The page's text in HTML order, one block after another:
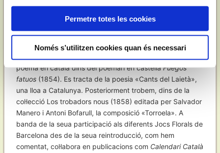
Permetre totes les cookies
Només s’utilitzen cookies quan és necessari
òrgan d’expressió:Revista del Fomento de la Producción
. Esta entitat es va integrar finalment en la gran
poema en català dins del poemari en castellàFuegos
fatuos (1854). Es tracta de la poesia «Cants del Laietà»,
una lloa a Catalunya. Posteriorment trobem, dins de la
col·lecció Los trobadors nous (1858) editada per Salvador
Manero i Antoni Bofarull, la composició «Torroela». A
banda de la seua participació als diferents Jocs Florals de
Barcelona des de la seua reintroducció, com hem
comentat, col·labora en publicacions com Calendari Català